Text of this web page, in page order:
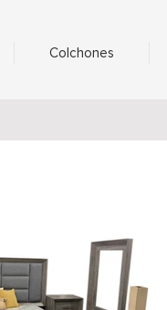
Colchones